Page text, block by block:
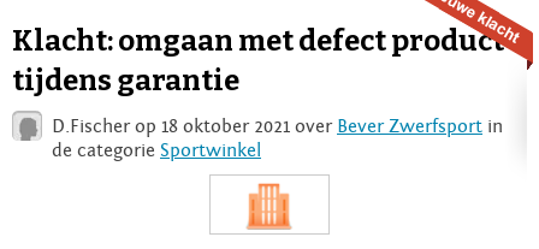
Voor Bedrijven
Login
Klacht: omgaan met defect product
tijdens garantie
D.Fischer op 18 oktober 2021 over Bever Zwerfsport in
de categorie Sportwinkel